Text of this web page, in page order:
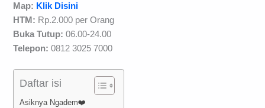
Map: Klik Disini
HTM: Rp.2.000 per Orang
Buka Tutup:06.00-24.00
Telepon:0812 3025 7000
Daftar isi
Asiknya Ngadem❤️